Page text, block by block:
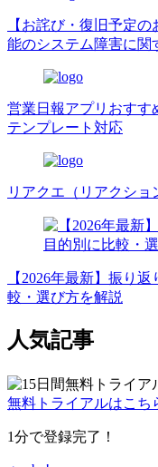
【お詫び・復旧予定
能のシステム障害に関
営業日報アプリおすす
テンプレート対応
リアクエ（リアクシ
【2026年最新】振り
較・選び方を解説
人気記事
無料トライアルはこち
1分で登録完了！